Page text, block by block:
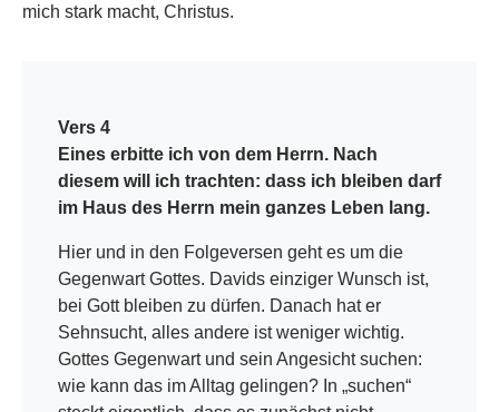
mich stark macht, Christus.
Vers 4
Eines erbitte ich von dem Herrn. Nach
diesem will ich trachten: dass ich bleiben darf
im Haus des Herrn mein ganzes Leben lang.
Hier und in den Folgeversen geht es um die
Gegenwart Gottes. Davids einziger Wunsch ist,
bei Gott bleiben zu dürfen. Danach hat er
Sehnsucht, alles andere ist weniger wichtig.
Gottes Gegenwart und sein Angesicht suchen:
wie kann das im Alltag gelingen? In „suchen“